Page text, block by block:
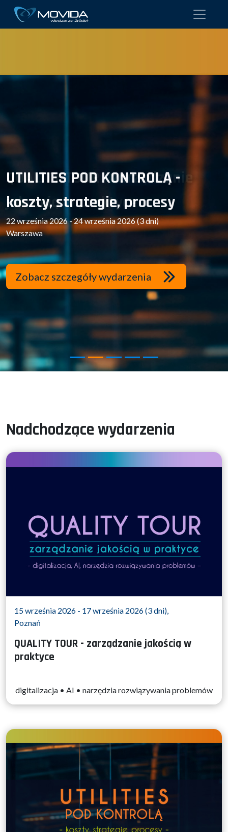
UTILITIES POD KONTROLĄ -
koszty, strategie, procesy
22 września 2026 - 24 września 2026 (3 dni)
Warszawa
Zobacz szczegóły wydarzenia
Nadchodzące wydarzenia
15 września 2026 - 17 września 2026 (3 dni),
Poznań
QUALITY TOUR - zarządzanie jakością w
praktyce
digitalizacja • AI • narzędzia rozwiązywania problemów